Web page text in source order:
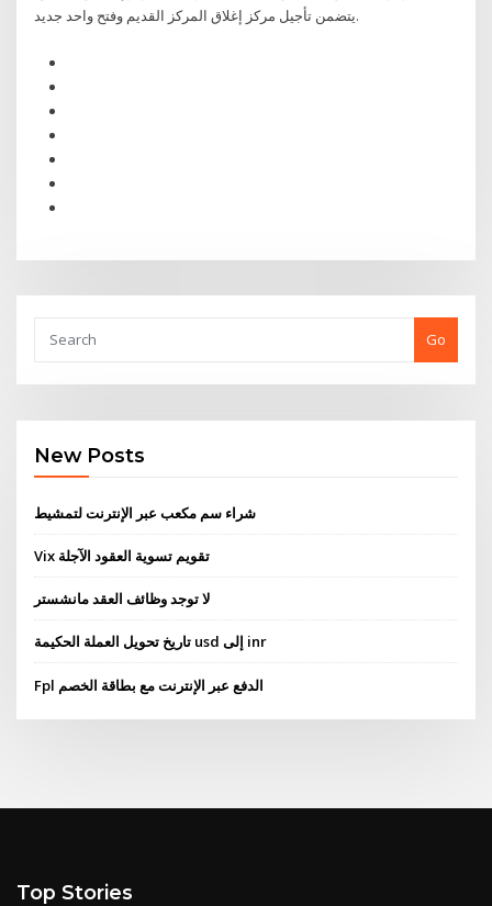
يتضمن تأجيل مركز إغلاق المركز القديم وفتح واحد جديد.
Go
New Posts
شراء سم مكعب عبر الإنترنت لتمشيط
Vix تقويم تسوية العقود الآجلة
لا توجد وظائف العقد مانشستر
تاريخ تحويل العملة الحكيمة usd إلى inr
Fpl الدفع عبر الإنترنت مع بطاقة الخصم
Top Stories